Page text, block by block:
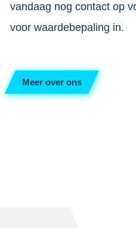
vandaag nog contact op
voor waardebepaling in.
Meer over ons